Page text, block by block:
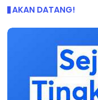
AKAN DATANG!